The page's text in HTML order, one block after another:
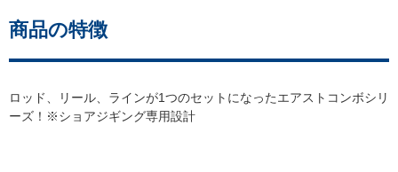
商品の特徴
ロッド、リール、ラインが1つのセットになったエアストコンボシリ
ーズ！※ショアジギング専用設計